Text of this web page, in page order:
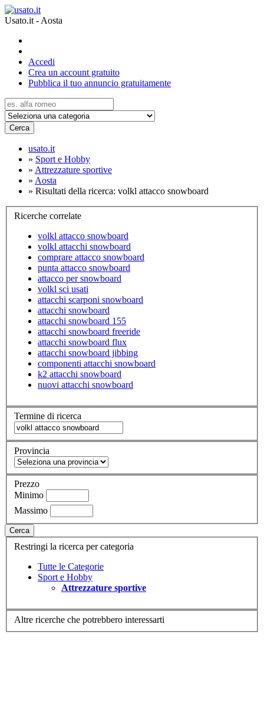
Usato.it - Aosta
Accedi
Crea un account gratuito
Pubblica il tuo annuncio gratuitamente
Cerca
usato.it
» Sport e Hobby
» Attrezzature sportive
» Aosta
» Risultati della ricerca: volkl attacco snowboard
Ricerche correlate
volkl attacco snowboard
volkl attacchi snowboard
comprare attacco snowboard
punta attacco snowboard
attacco per snowboard
volkl sci usati
attacchi scarponi snowboard
attacchi snowboard
attacchi snowboard 155
attacchi snowboard freeride
attacchi snowboard flux
attacchi snowboard jibbing
componenti attacchi snowboard
k2 attacchi snowboard
nuovi attacchi snowboard
Termine di ricerca
Provincia
Prezzo
Minimo
Massimo
Cerca
Restringi la ricerca per categoria
Tutte le Categorie
Sport e Hobby
Attrezzature sportive
Altre ricerche che potrebbero interessarti